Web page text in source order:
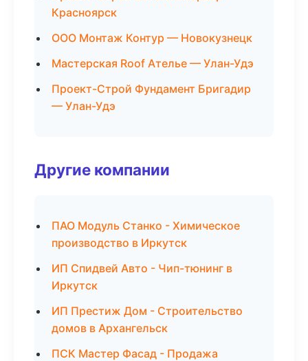
Красноярск
ООО Монтаж Контур — Новокузнецк
Мастерская Roof Ателье — Улан-Удэ
Проект-Строй Фундамент Бригадир
— Улан-Удэ
Другие компании
ПАО Модуль Станко - Химическое
производство в Иркутск
ИП Спидвей Авто - Чип-тюнинг в
Иркутск
ИП Престиж Дом - Строительство
домов в Архангельск
ПСК Мастер Фасад - Продажа